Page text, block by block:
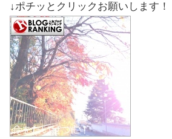
↓ポチッとクリックお願いします！